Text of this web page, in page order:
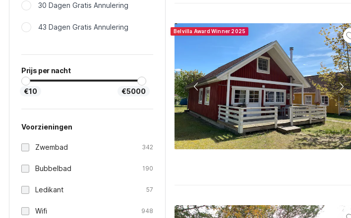
30 Dagen Gratis Annulering
43 Dagen Gratis Annulering
Prijs per nacht
€10 €5000
Voorzieningen
Zwembad 342
Bubbelbad 190
Ledikant 57
Wifi 948
Belvilla Award Winner 2025